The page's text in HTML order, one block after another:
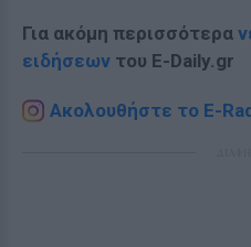
Για ακόμη περισσότερα
ειδήσεων του E-Daily.gr
Ακολουθήστε το E-